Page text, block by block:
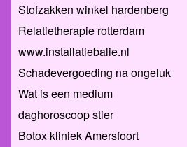
Stofzakken winkel hardenberg
Relatietherapie rotterdam
www.installatiebalie.nl
Schadevergoeding na ongeluk
Wat is een medium
daghoroscoop stier
Botox kliniek Amersfoort